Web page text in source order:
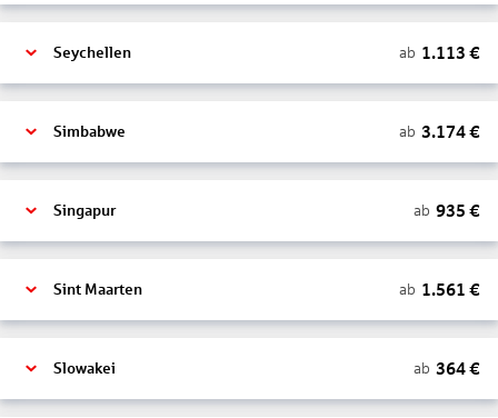
Seychellen ab 1.113 €
Simbabwe ab 3.174€
Singapur ab 935 €
Sint Maarten ab 1.561 €
Slowakei ab 364€